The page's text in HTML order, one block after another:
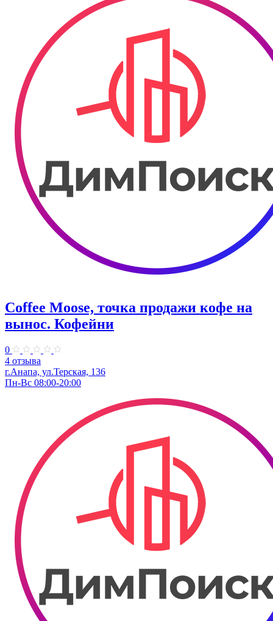
Coffee Moose, точка продажи кофе на
вынос. Кофейни
0
4 отзыва
г.Анапа, ул.Терская, 136
Пн-Вс 08:00-20:00